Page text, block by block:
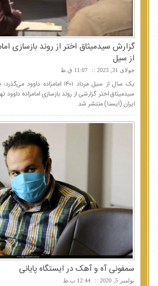
گزارش سیدمیثاق اختر از روند بازسازی
از سیل
جولای 31, 2023 11:07 ق.ظ
یک سال از سیل مرداد ۱۴۰۱
سیدمیثاق اختر گزارشی از روند بازسازی امامزاده
ایران (ایسنا) منتشر شد.
سمفونی آه و آهک در ایستگاه پایانی
نوامبر 5, 2020 12:44 ب.ظ